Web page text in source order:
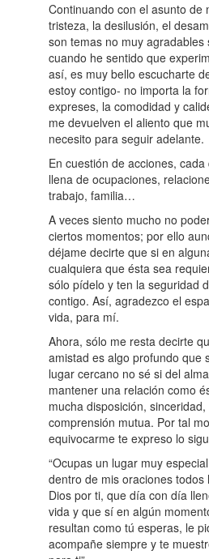
Continuando con el asunto de
tristeza, la desilusión, el
son temas no muy agradables
cuando he sentido que
así, es muy bello escucharte
estoy contigo- no importa la
expreses, la comodidad y
me devuelven el aliento que
necesito para seguir adelante.
En cuestión de acciones,
llena de ocupaciones,
trabajo, familia…
A veces siento mucho no
ciertos momentos; por ello
déjame decirte que si en
cualquiera que ésta sea
sólo pídelo y ten la seguridad
contigo. Así, agradezco el
vida, para mí.
Ahora, sólo me resta decirte
amistad es algo profundo que
lugar cercano no sé si del
mantener una relación como
mucha disposición,
comprensión mutua. Por tal
equivocarme te expreso lo
“Ocupas un lugar muy
dentro de mis oraciones todos
Dios por ti, que día con día
vida y que sí en algún
resultan como tú esperas, le
acompañe siempre y te